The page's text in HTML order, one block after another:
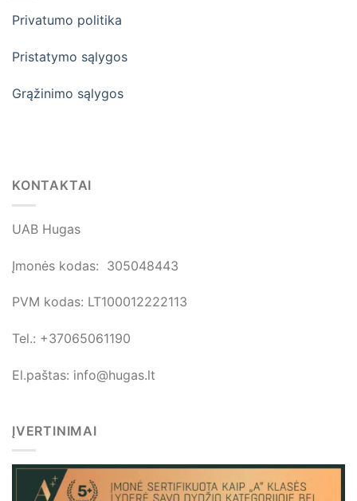
Privatumo politika
Pristatymo sąlygos
Grąžinimo sąlygos
KONTAKTAI
UAB Hugas
Įmonės kodas: 305048443
PVM kodas: LT100012222113
Tel.: +37065061190
El.paštas: info@hugas.lt
ĮVERTINIMAI